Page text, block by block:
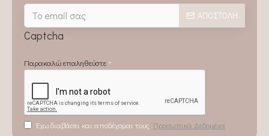
ΑΠΟΣΤΟΛΉ
Captcha
Παρακαλώ επαληθεύστε
Έχω διαβάσει και αποδέχομαι τους Προσωπικά Δεδομένα